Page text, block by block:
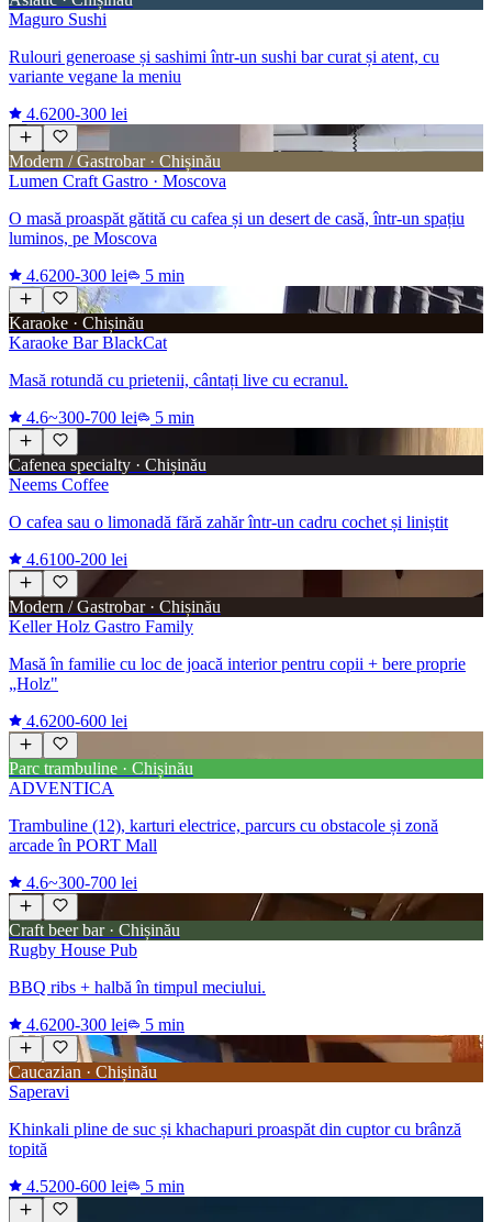
Maguro Sushi
Rulouri generoase și sashimi într-un sushi bar curat și atent, cu
variante vegane la meniu
4.6200-300 lei
Modern / Gastrobar · Chișinău
Lumen Craft Gastro · Moscova
O masă proaspăt gătită cu cafea și un desert de casă, într-un spațiu
luminos, pe Moscova
4.6200-300 lei 5 min
Karaoke · Chișinău
Karaoke Bar BlackCat
Masă rotundă cu prietenii, cântați live cu ecranul.
4.6~300-700 lei 5 min
Cafenea specialty · Chișinău
Neems Coffee
O cafea sau o limonadă fără zahăr într-un cadru cochet și liniștit
4.6100-200 lei
Modern / Gastrobar · Chișinău
Keller Holz Gastro Family
Masă în familie cu loc de joacă interior pentru copii + bere proprie
„Holz"
4.6200-600 lei
Parc trambuline · Chișinău
ADVENTICA
Trambuline (12), karturi electrice, parcurs cu obstacole și zonă
arcade în PORT Mall
4.6~300-700 lei
Craft beer bar · Chișinău
Rugby House Pub
BBQ ribs + halbă în timpul meciului.
4.6200-300 lei 5 min
Caucazian · Chișinău
Saperavi
Khinkali pline de suc și khachapuri proaspăt din cuptor cu brânză
topită
4.5200-600 lei 5 min